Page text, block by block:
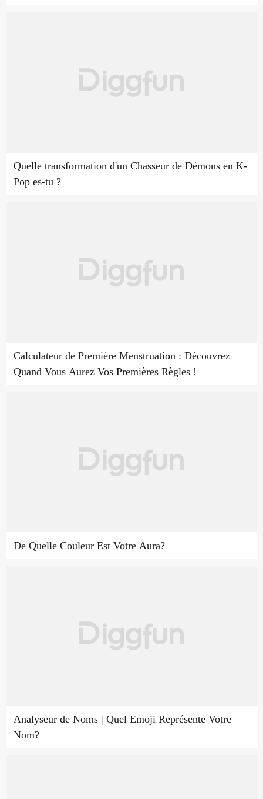
Quelle transformation d'un Chasseur de Démons en K-
Pop es-tu ?
Calculateur de Première Menstruation : Découvrez
Quand Vous Aurez Vos Premières Règles !
De Quelle Couleur Est Votre Aura?
Analyseur de Noms | Quel Emoji Représente Votre
Nom?